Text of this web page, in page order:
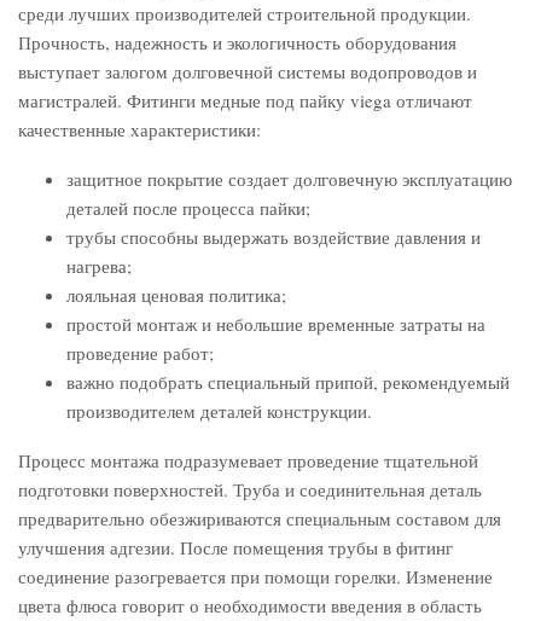
среди лучших производителей строительной продукции.
Прочность, надежность и экологичность оборудования
выступает залогом долговечной системы водопроводов и
магистралей. Фитинги медные под пайку viega отличают
качественные характеристики:
защитное покрытие создает долговечную эксплуатацию
деталей после процесса пайки;
трубы способны выдержать воздействие давления и
нагрева;
лояльная ценовая политика;
простой монтаж и небольшие временные затраты на
проведение работ;
важно подобрать специальный припой, рекомендуемый
производителем деталей конструкции.
Процесс монтажа подразумевает проведение тщательной
подготовки поверхностей. Труба и соединительная деталь
предварительно обезжириваются специальным составом для
улучшения адгезии. После помещения трубы в фитинг
соединение разогревается при помощи горелки. Изменение
цвета флюса говорит о необходимости введения в область